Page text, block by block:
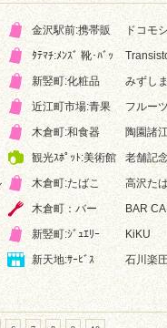
金沢駅前:携帯販
ドコモ
ﾀﾃﾏﾁ:ﾒﾝｽﾞ 靴･ﾊﾞｯ
新竪町:化粧品
みずし
近江町市場:青果
フルー
木倉町:和食器
陶園諸
観光ｽﾎﾟｯﾄ:美術館
老舗記
木倉町:たばこ
高沢た
木倉町：バー
BAR
新竪町:ｼﾞｭｴﾘｰ
KiKU
新天地:ｻｰﾋﾞｽ
石川楽